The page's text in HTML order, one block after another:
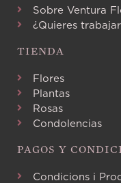
Sobre Ventura
¿Quieres
TIENDA
Flores
Plantas
Rosas
Condolencias
PAGOS Y
Condicions i